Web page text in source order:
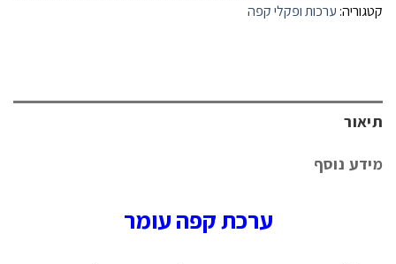
קטגוריה: ערכות ופקלי קפה
תיאור
מידע נוסף
ערכת קפה עומר